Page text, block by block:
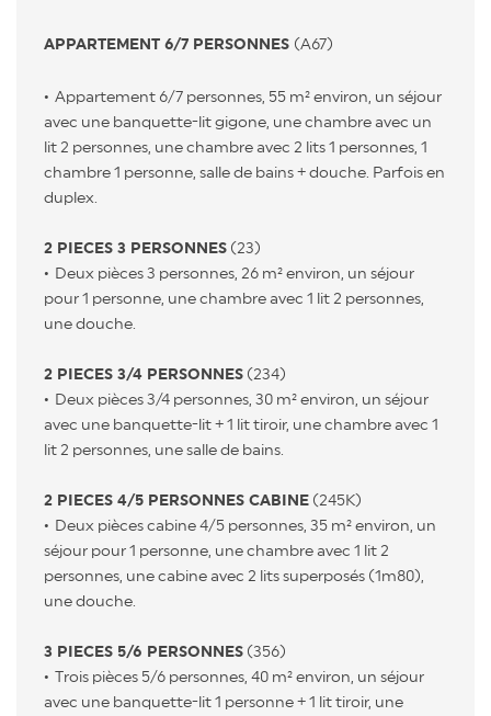
APPARTEMENT 6/7 PERSONNES (A67)
Appartement 6/7 personnes, 55 m² environ, un séjour
avec une banquette-lit gigone, une chambre avec un
lit 2 personnes, une chambre avec 2 lits 1 personnes, 1
chambre 1 personne, salle de bains + douche. Parfois en
duplex.
2 PIECES 3 PERSONNES (23)
Deux pièces 3 personnes, 26 m² environ, un séjour
pour 1 personne, une chambre avec 1 lit 2 personnes,
une douche.
2 PIECES 3/4 PERSONNES (234)
Deux pièces 3/4 personnes, 30 m² environ, un séjour
avec une banquette-lit + 1 lit tiroir, une chambre avec 1
lit 2 personnes, une salle de bains.
2 PIECES 4/5 PERSONNES CABINE (245K)
Deux pièces cabine 4/5 personnes, 35 m² environ, un
séjour pour 1 personne, une chambre avec 1 lit 2
personnes, une cabine avec 2 lits superposés (1m80),
une douche.
3 PIECES 5/6 PERSONNES (356)
Trois pièces 5/6 personnes, 40 m² environ, un séjour
avec une banquette-lit 1 personne + 1 lit tiroir, une